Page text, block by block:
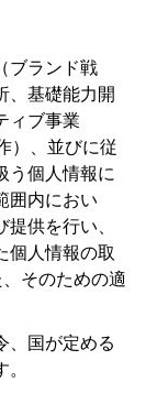
ブランド戦
、基礎能力開
ィブ事業
）、並びに従
う個人情報に
囲内におい
供を行い、
個人情報の取
そのための適
、国が定める